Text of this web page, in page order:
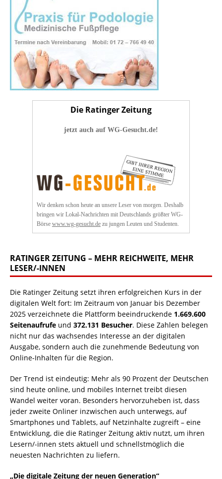
Die Ratinger Zeitung
jetzt auch auf WG-Gesucht.de!
Wir denken schon heute an unsere Leser von morgen. Deshalb
bringen wir Lokal-Nachrichten mit Deutschlands größter WG-
Börse www.wg-gesucht.de zu jungen Leuten und Studenten.
RATINGER ZEITUNG – MEHR REICHWEITE, MEHR
LESER/-INNEN
Die Ratinger Zeitung setzt ihren erfolgreichen Kurs in der
digitalen Welt fort: Im Zeitraum von Januar bis Dezember
2025 verzeichnete die Plattform beeindruckende 1.669.600
Seitenaufrufe und 372.131 Besucher. Diese Zahlen belegen
nicht nur das wachsendes Interesse an der digitalen
Ausgabe, sondern auch die zunehmende Bedeutung von
Online-Inhalten für die Region.
Der Trend ist eindeutig: Mehr als 90 Prozent der Deutschen
sind heute online, und mobiles Internet treibt diesen
Wandel weiter voran. Besonders hervorzuheben ist, dass
jeder zweite Onliner inzwischen auch unterwegs, auf
Smartphones und Tablets, auf Netzinhalte zugreift – eine
Entwicklung, die die Ratinger Zeitung aktiv nutzt, um ihren
Lesern/-innen stets aktuell und schnellstmöglich die
neuesten Nachrichten zu liefern.
„Die digitale Zeitung der neuen Generation“